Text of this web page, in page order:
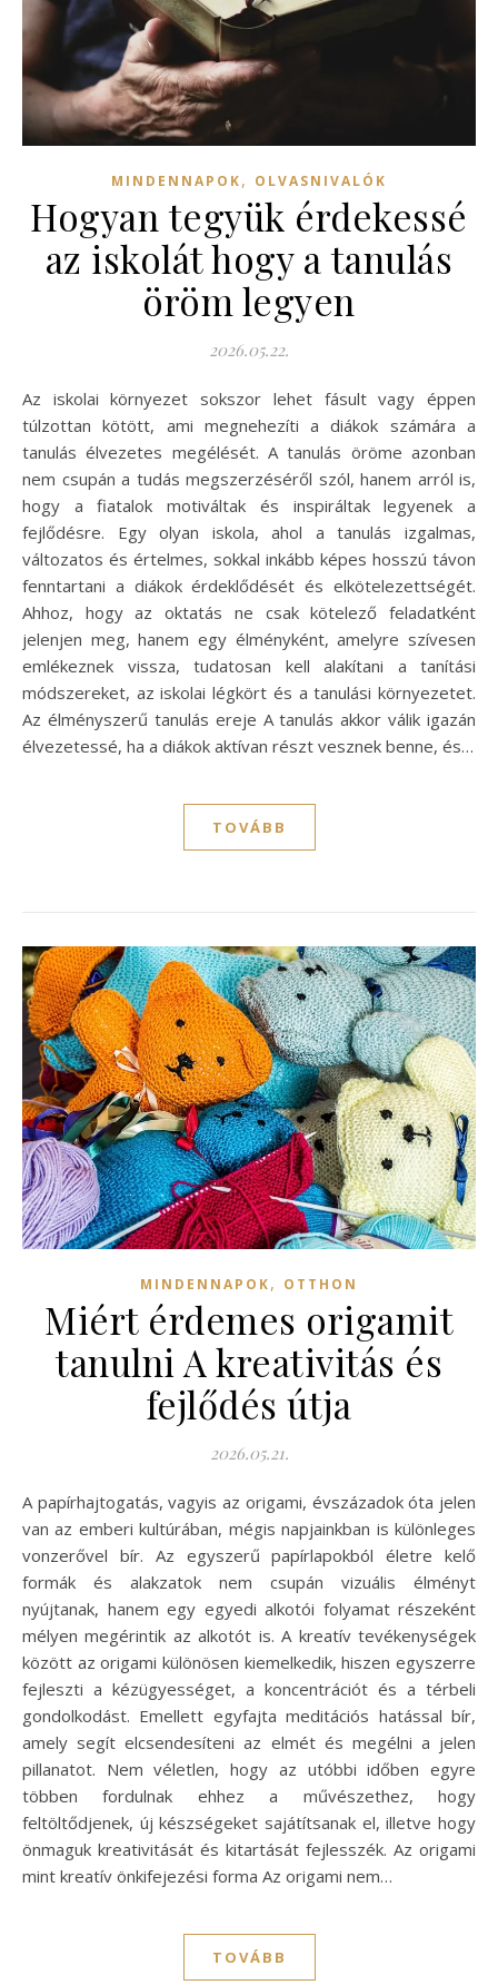
MINDENNAPOK, OLVASNIVALÓK
Hogyan tegyük érdekessé
az iskolát hogy a tanulás
öröm legyen
2026.05.22.
Az iskolai környezet sokszor lehet fásult vagy éppen
túlzottan kötött, ami megnehezíti a diákok számára a
tanulás élvezetes megélését. A tanulás öröme azonban
nem csupán a tudás megszerzéséről szól, hanem arról is,
hogy a fiatalok motiváltak és inspiráltak legyenek a
fejlődésre. Egy olyan iskola, ahol a tanulás izgalmas,
változatos és értelmes, sokkal inkább képes hosszú távon
fenntartani a diákok érdeklődését és elkötelezettségét.
Ahhoz, hogy az oktatás ne csak kötelező feladatként
jelenjen meg, hanem egy élményként, amelyre szívesen
emlékeznek vissza, tudatosan kell alakítani a tanítási
módszereket, az iskolai légkört és a tanulási környezetet.
Az élményszerű tanulás ereje A tanulás akkor válik igazán
élvezetessé, ha a diákok aktívan részt vesznek benne, és…
TOVÁBB
MINDENNAPOK, OTTHON
Miért érdemes origamit
tanulni A kreativitás és
fejlődés útja
2026.05.21.
A papírhajtogatás, vagyis az origami, évszázadok óta jelen
van az emberi kultúrában, mégis napjainkban is különleges
vonzerővel bír. Az egyszerű papírlapokból életre kelő
formák és alakzatok nem csupán vizuális élményt
nyújtanak, hanem egy egyedi alkotói folyamat részeként
mélyen megérintik az alkotót is. A kreatív tevékenységek
között az origami különösen kiemelkedik, hiszen egyszerre
fejleszti a kézügyességet, a koncentrációt és a térbeli
gondolkodást. Emellett egyfajta meditációs hatással bír,
amely segít elcsendesíteni az elmét és megélni a jelen
pillanatot. Nem véletlen, hogy az utóbbi időben egyre
többen fordulnak ehhez a művészethez, hogy
feltöltődjenek, új készségeket sajátítsanak el, illetve hogy
önmaguk kreativitását és kitartását fejlesszék. Az origami
mint kreatív önkifejezési forma Az origami nem…
TOVÁBB